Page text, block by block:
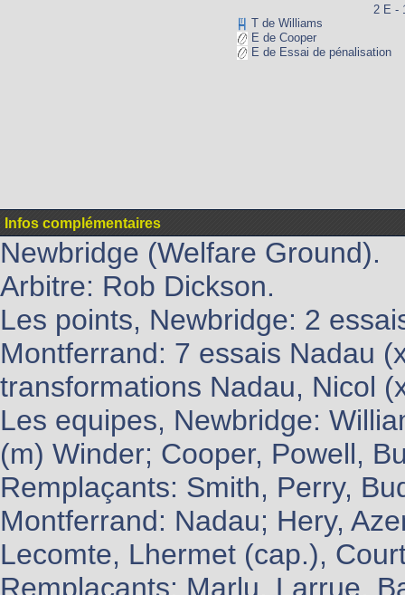
2 E -
T de Williams
E de Cooper
E de Essai de pénalisation
Infos complémentaires
Newbridge (Welfare Ground).
Arbitre: Rob Dickson.
Les points, Newbridge: 2
Montferrand: 7 essais Nadau
transformations Nadau, Nicol
Les equipes, Newbridge:
(m) Winder; Cooper, Powell,
Remplaçants: Smith, Perry,
Montferrand: Nadau; Hery,
Lecomte, Lhermet (cap.),
Remplaçants: Marlu, Larrue,